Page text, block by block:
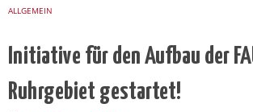
ALLGEMEIN
Initiative für den Aufbau der
Ruhrgebiet gestartet!